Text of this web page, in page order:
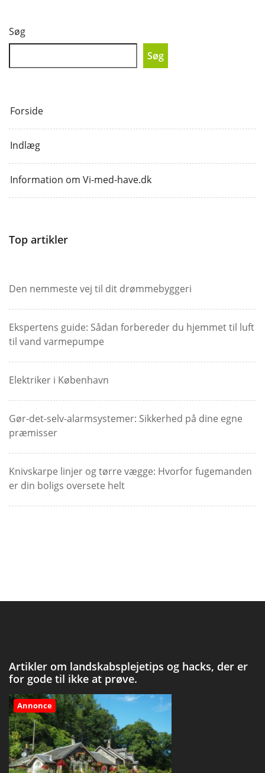
Søg
Søg
Forside
Indlæg
Information om Vi-med-have.dk
Top artikler
Den nemmeste vej til dit drømmebyggeri
Ekspertens guide: Sådan forbereder du hjemmet til luft
til vand varmepumpe
Elektriker i København
Gør-det-selv-alarmsystemer: Sikkerhed på dine egne
præmisser
Knivskarpe linjer og tørre vægge: Hvorfor fugemanden
er din boligs oversete helt
Artikler om landskabsplejetips og hacks, der er
for gode til ikke at prøve.
Annonce